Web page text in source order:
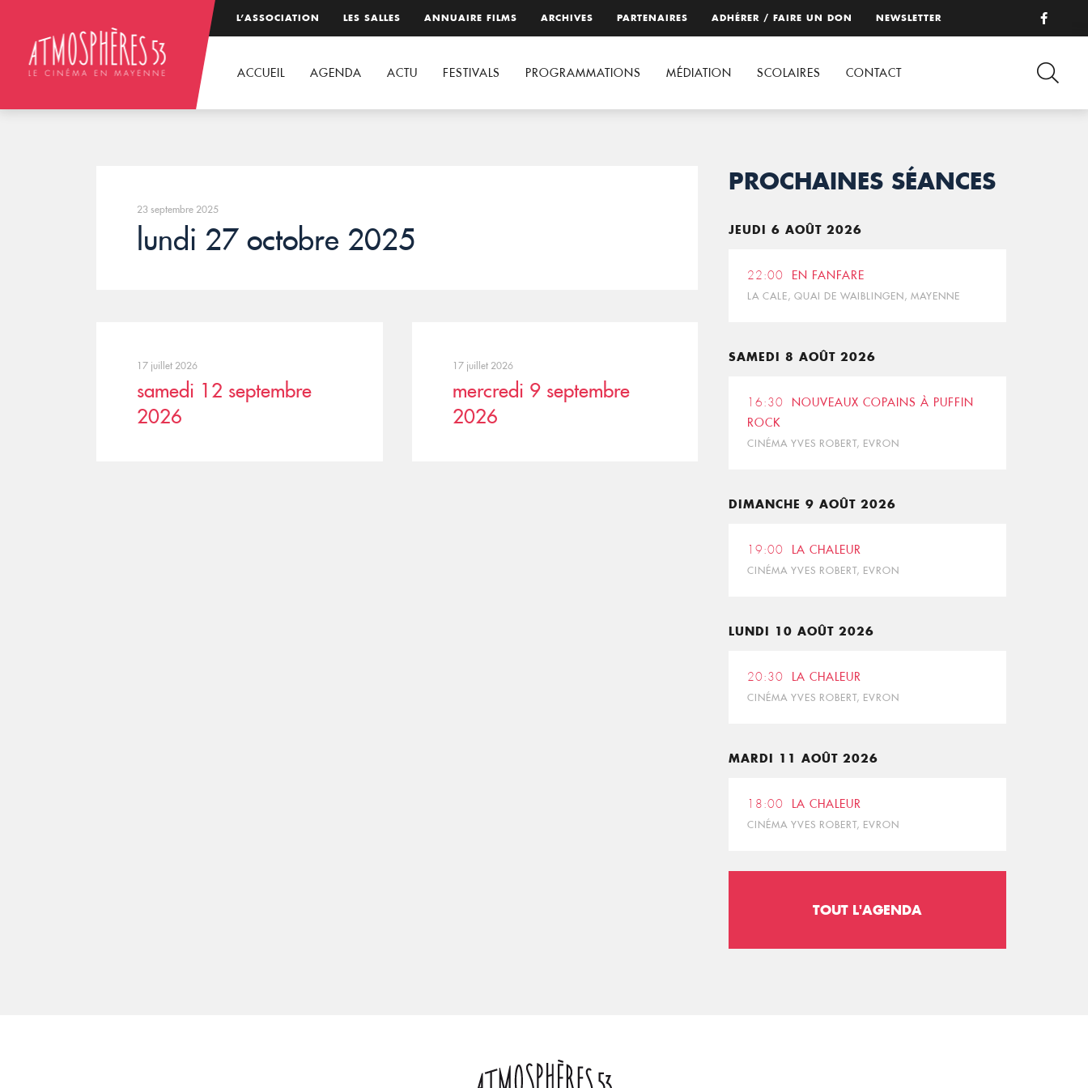
L’ASSOCIATION LES SALLES ANNUAIRE FILMS ARCHIVES PARTENAIRES ADHÉRER / FAIRE UN DON NEWSLETTER
ACCUEIL AGENDA ACTU FESTIVALS PROGRAMMATIONS MÉDIATION SCOLAIRES CONTACT
23 septembre 2025
lundi 27 octobre 2025
17 juillet 2026
samedi 12 septembre
2026
17 juillet 2026
mercredi 9 septembre
2026
PROCHAINES SÉANCES
JEUDI 6 AOÛT 2026
22:00 EN FANFARE
LA CALE, QUAI DE WAIBLINGEN, MAYENNE
SAMEDI 8 AOÛT 2026
16:30
NOUVEAUX COPAINS À PUFFIN
ROCK
CINÉMA YVES ROBERT, EVRON
DIMANCHE 9 AOÛT 2026
19:00 LA CHALEUR
CINÉMA YVES ROBERT, EVRON
LUNDI 10 AOÛT 2026
20:30 LA CHALEUR
CINÉMA YVES ROBERT, EVRON
MARDI 11 AOÛT 2026
18:00 LA CHALEUR
CINÉMA YVES ROBERT, EVRON
TOUT L'AGENDA